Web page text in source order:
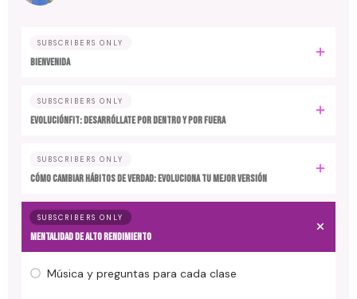
SUBSCRIBERS ONLY
BIENVENIDA
SUBSCRIBERS ONLY
EvoluciónFit: desarróllate por dentro y por fuera
SUBSCRIBERS ONLY
Cómo cambiar hábitos de verdad: evoluciona tu mejor versión
SUBSCRIBERS ONLY
MENTALIDAD DE ALTO RENDIMIENTO
Música y preguntas para cada clase